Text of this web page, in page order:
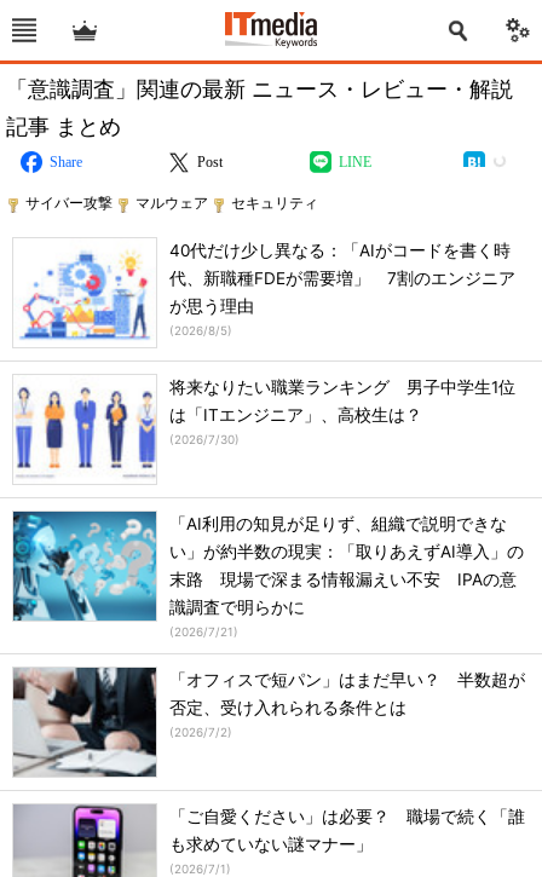
「意識調査」関連の最新 ニュース・レビュー・解説
記事 まとめ
Share Post LINE
サイバー攻撃 マルウェア セキュリティ
40代だけ少し異なる：「AIがコードを書く時
代、新職種FDEが需要増」 7割のエンジニア
が思う理由
(2026/8/5)
将来なりたい職業ランキング 男子中学生1位
は「ITエンジニア」、高校生は？
(2026/7/30)
「AI利用の知見が足りず、組織で説明できな
い」が約半数の現実：「取りあえずAI導入」の
末路 現場で深まる情報漏えい不安 IPAの意
識調査で明らかに
(2026/7/21)
「オフィスで短パン」はまだ早い？ 半数超が
否定、受け入れられる条件とは
(2026/7/2)
「ご自愛ください」は必要？ 職場で続く「誰
も求めていない謎マナー」
(2026/7/1)